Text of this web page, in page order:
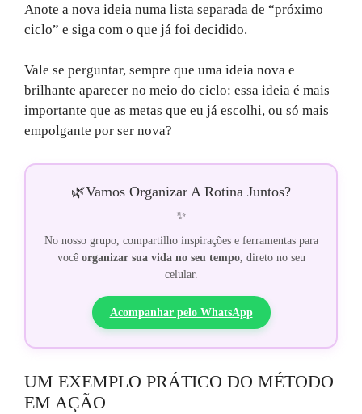
Anote a nova ideia numa lista separada de “próximo
ciclo” e siga com o que já foi decidido.
Vale se perguntar, sempre que uma ideia nova e
brilhante aparecer no meio do ciclo: essa ideia é mais
importante que as metas que eu já escolhi, ou só mais
empolgante por ser nova?
🌿Vamos Organizar A Rotina Juntos?
✨
No nosso grupo, compartilho inspirações e ferramentas para
você organizar sua vida no seu tempo, direto no seu
celular.
Acompanhar pelo WhatsApp
UM EXEMPLO PRÁTICO DO MÉTODO
EM AÇÃO